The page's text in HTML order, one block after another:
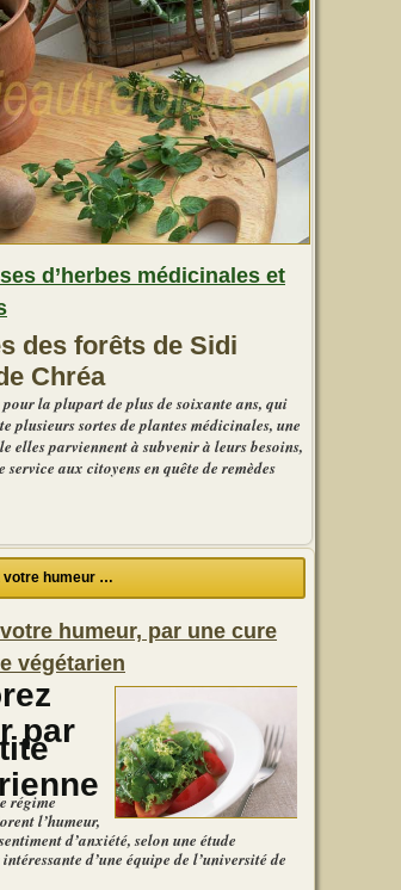
d’herbes médicinales et
des forêts de Sidi
Chréa
pour la plupart de plus de soixante ans, qui
plusieurs sortes de plantes médicinales, une
elles parviennent à subvenir à leurs besoins,
service aux citoyens en quête de remèdes
votre humeur …
humeur, par une cure
végétarien
par
régime
l’humeur,
d’anxiété, selon une étude
d’une équipe de l’université de